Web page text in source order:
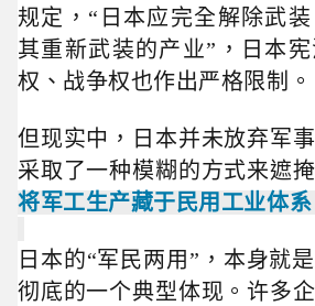
规定，“日本应完全解除武
其重新武装的产业”，日本
权、战争权也作出严格限制。
但现实中，日本并未放弃军
采取了一种模糊的方式来遮
将军工生产藏于民用工业体系
日本的“军民两用”，本身就
彻底的一个典型体现。许多